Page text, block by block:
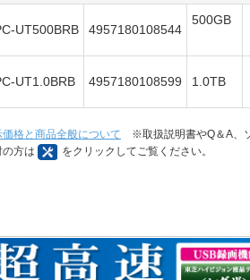
UT500BRB 4957180108544
500GB
UT1.0BRB 4957180108599 1.0TB
価格と商品全般について ※取扱説明書やQ＆A、
の方は
をクリックしてご覧ください。